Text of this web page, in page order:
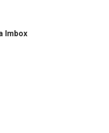
Imbox